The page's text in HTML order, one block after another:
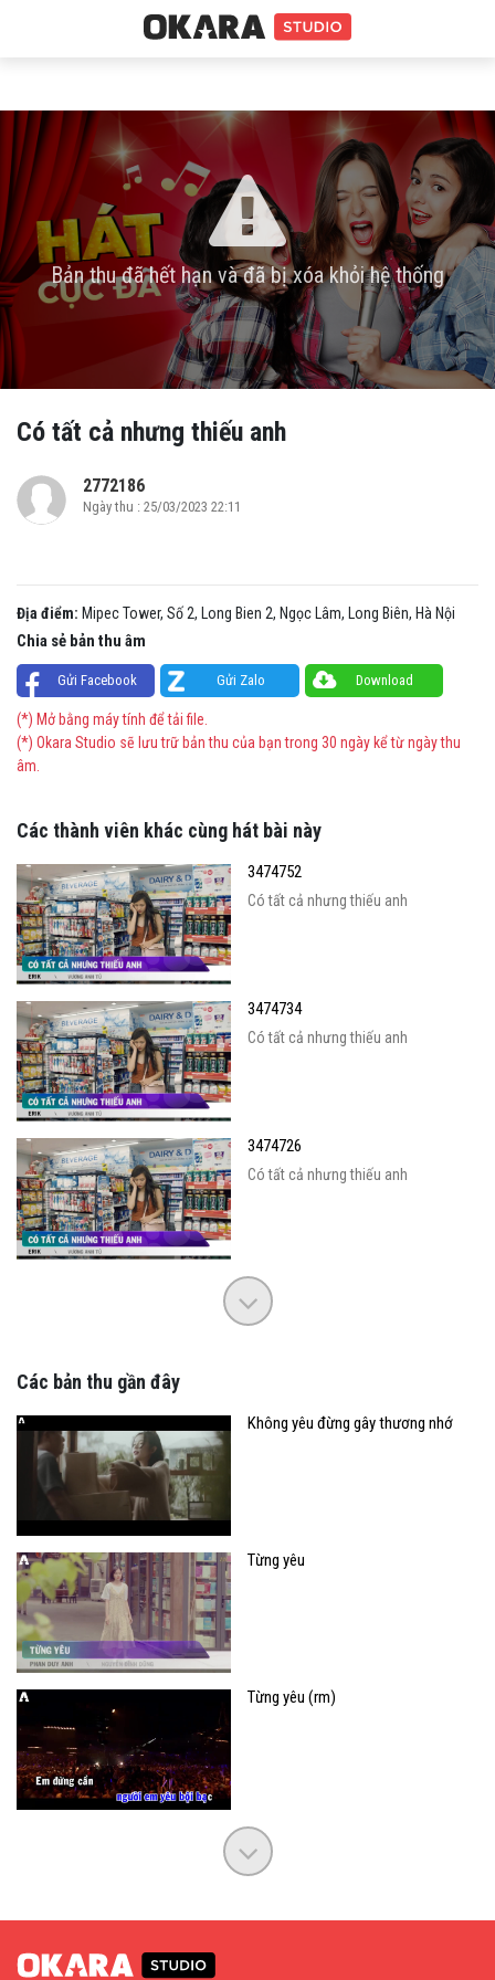
Bản thu đã hết hạn và đã bị xóa khỏi hệ thống
Có tất cả nhưng thiếu anh
2772186
Ngày thu : 25/03/2023 22:11
Địa điểm: Mipec Tower, Số 2, Long Bien 2, Ngọc Lâm, Long Biên, Hà Nội
Chia sẻ bản thu âm
Gửi Facebook Gửi Zalo Download
(*) Mở bằng máy tính để tải file.
(*) Okara Studio sẽ lưu trữ bản thu của bạn trong 30 ngày kể từ ngày thu
âm.
Các thành viên khác cùng hát bài này
3474752
Có tất cả nhưng thiếu anh
3474734
Có tất cả nhưng thiếu anh
3474726
Có tất cả nhưng thiếu anh
Các bản thu gần đây
Không yêu đừng gây thương nhớ
Từng yêu
Từng yêu (rm)